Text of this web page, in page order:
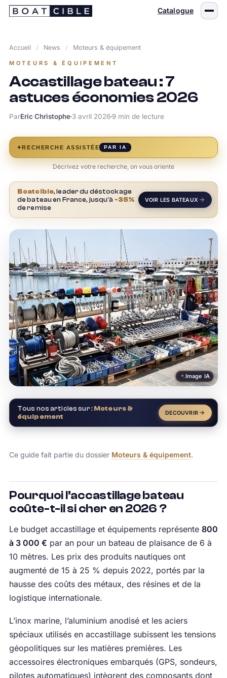
Passer
Catalogue
Accueil / News / Moteurs & équipement
MOTEURS & ÉQUIPEMENT
Accastillage bateau : 7
astuces économies 2026
ParEric Christophe3 avril 20269 min de lecture
✦RECHERCHE ASSISTÉE PAR IA
Décrivez votre recherche, on vous oriente
Boatcible, leader du déstockage
de bateau en France, jusqu'à -35%
de remise
VOIR LES BATEAUX
Image IA
Tous nos articles sur : Moteurs &
équipement
DECOUVRIR
Ce guide fait partie du dossier Moteurs & équipement.
Pourquoi l’accastillage bateau
coûte-t-il si cher en 2026 ?
Le budget accastillage et équipements représente 800
à 3 000 € par an pour un bateau de plaisance de 6 à
10 mètres. Les prix des produits nautiques ont
augmenté de 15 à 25 % depuis 2022, portés par la
hausse des coûts des métaux, des résines et de la
logistique internationale.
L’inox marine, l’aluminium anodisé et les aciers
spéciaux utilisés en accastillage subissent les tensions
géopolitiques sur les matières premières. Les
accessoires électroniques embarqués (GPS, sondeurs,
pilotes automatiques) intègrent des composants dont